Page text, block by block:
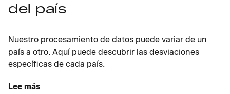
del país
Nuestro procesamiento de datos puede variar de un
país a otro. Aquí puede descubrir las desviaciones
específicas de cada país.
Lee más